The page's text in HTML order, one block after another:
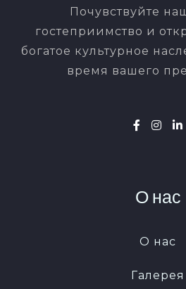
Почувствуйте
гостеприимство и
богатое культурное
время вашего
О нас
О нас
Галерея